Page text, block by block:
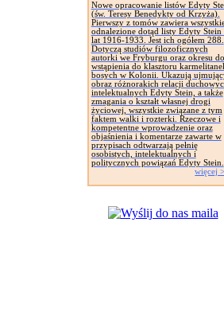
Nowe opracowanie listów Edyty
(św. Teresy Benedykty od Krzyża).
Pierwszy z tomów zawiera
odnalezione dotąd listy Edyty Stein
lat 1916-1933. Jest ich ogółem 288.
Dotyczą studiów filozoficznych
autorki we Fryburgu oraz okresu do
wstąpienia do klasztoru
bosych w Kolonii. Ukazują
obraz różnorakich relacji
intelektualnych Edyty Stein, a także
zmagania o kształt własnej drogi
życiowej, wszystkie związane z tym
faktem walki i rozterki. Rzeczowe i
kompetentne wprowadzenie oraz
objaśnienia i komentarze zawarte w
przypisach odtwarzają pełnię
osobistych, intelektualnych i
politycznych powiązań Edyty Stein.
więcej